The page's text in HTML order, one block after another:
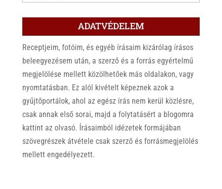
ADATVÉDELEM
Receptjeim, fotóim, és egyéb írásaim kizárólag írásos
beleegyezésem után, a szerző és a forrás egyértelmű
megjelölése mellett közölhetőek más oldalakon, vagy
nyomtatásban. Ez alól kivételt képeznek azok a
gyűjtőportálok, ahol az egész írás nem kerül közlésre,
csak annak első sorai, majd a folytatásért a blogomra
kattint az olvasó. Írásaimból idézetek formájában
szövegrészek átvétele csak szerző és forrásmegjelölés
mellett engedélyezett.